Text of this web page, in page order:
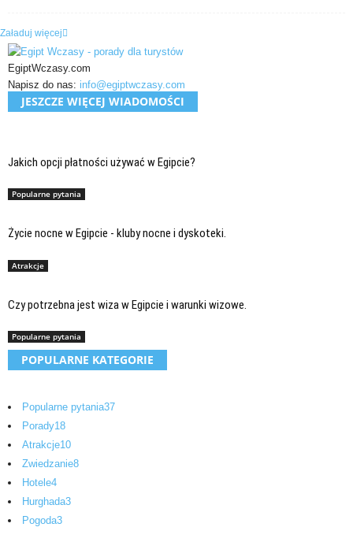
Załaduj więcej
EgiptWczasy.com
Napisz do nas: info@egiptwczasy.com
JESZCZE WIĘCEJ WIADOMOŚCI
Jakich opcji płatności używać w Egipcie?
Popularne pytania
Życie nocne w Egipcie - kluby nocne i dyskoteki.
Atrakcje
Czy potrzebna jest wiza w Egipcie i warunki wizowe.
Popularne pytania
POPULARNE KATEGORIE
Popularne pytania37
Porady18
Atrakcje10
Zwiedzanie8
Hotele4
Hurghada3
Pogoda3